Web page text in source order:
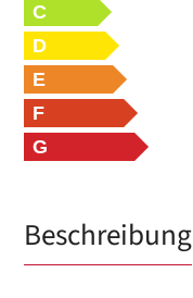
C
D
E
F
G
Beschreibung